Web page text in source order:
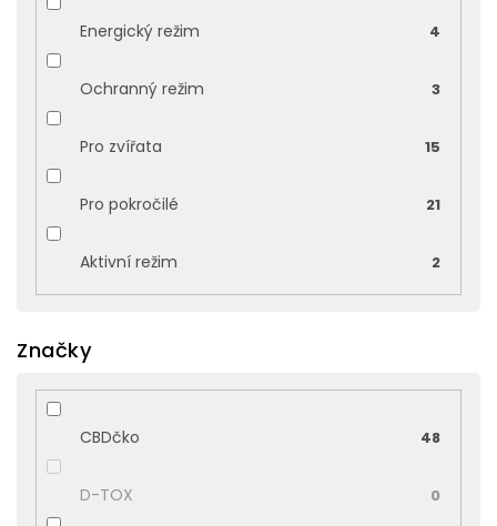
Energický režim 4
Ochranný režim 3
Pro zvířata 15
Pro pokročilé 21
Aktivní režim 2
Značky
CBDčko 48
D-TOX 0